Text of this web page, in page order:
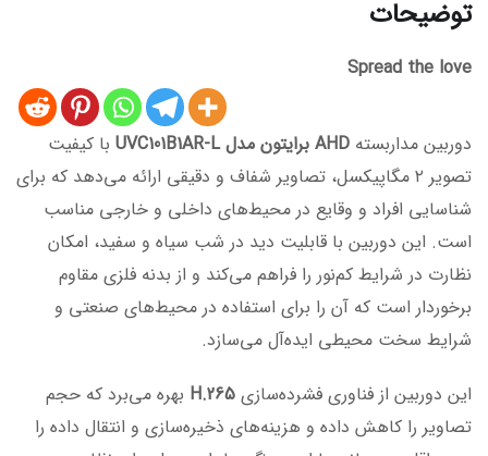
توضیحات
Spread the love
دوربین مداربسته AHD برایتون مدل UVC101B1AR-L
با کیفیت
تصویر ۲ مگاپیکسل، تصاویر شفاف و دقیقی ارائه می‌دهد که برای
شناسایی افراد و وقایع در محیط‌های داخلی و خارجی مناسب
است. این دوربین با قابلیت دید در شب سیاه و سفید، امکان
نظارت در شرایط کم‌نور را فراهم می‌کند و از بدنه فلزی مقاوم
برخوردار است که آن را برای استفاده در محیط‌های صنعتی و
شرایط سخت محیطی ایده‌آل می‌سازد.
این دوربین از فناوری فشرده‌سازی H.265 بهره می‌برد که حجم
تصاویر را کاهش داده و هزینه‌های ذخیره‌سازی و انتقال داده را